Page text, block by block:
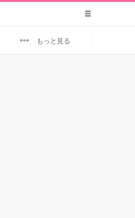
もっと見る